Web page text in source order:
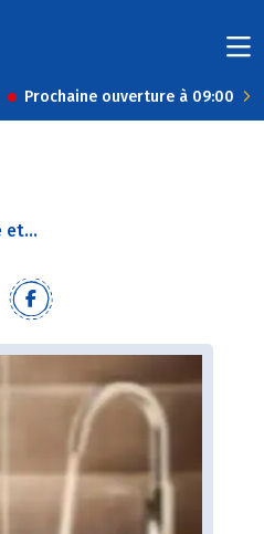
Prochaine ouverture à 09:00
et...